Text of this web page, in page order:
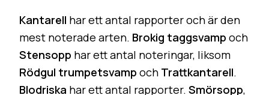
Kantarell har ett antal rapporter och är den
mest noterade arten. Brokig taggsvamp och
Stensopp har ett antal noteringar, liksom
Rödgul trumpetsvamp och Trattkantarell.
Blodriska har ett antal rapporter. Smörsopp,